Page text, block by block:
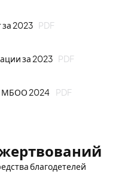
2023 PDF
за 2023 PDF
МБОО 2024 PDF
благодетелей